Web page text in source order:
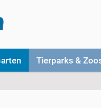
Tierparks &